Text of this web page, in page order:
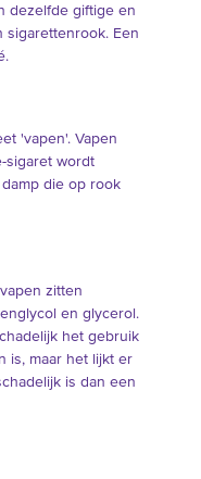
dezelfde giftige en
sigarettenrook. Een
'vapen'. Vapen
sigaret wordt
die op rook
zitten
en glycerol.
het gebruik
is, maar het lijkt er
is dan een